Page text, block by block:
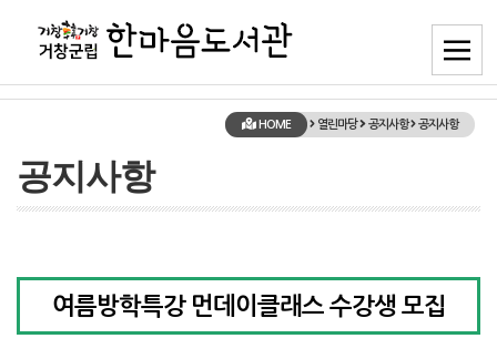
HOME 열린마당 공지사항 공지사항
공지사항
여름방학특강 먼데이클래스 수강생 모집